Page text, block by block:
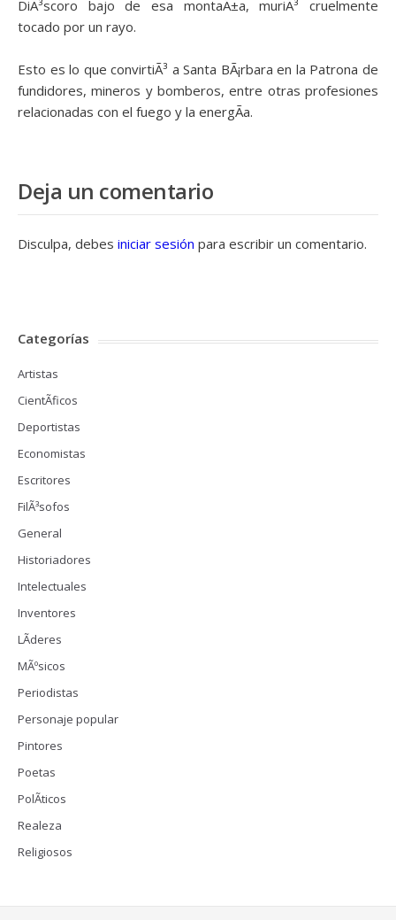
DiÃ³scoro bajo de esa montaÃ±a, muriÃ³ cruelmente
tocado por un rayo.
Esto es lo que convirtiÃ³ a Santa BÃ¡rbara en la Patrona de
fundidores, mineros y bomberos, entre otras profesiones
relacionadas con el fuego y la energÃ­a.
Deja un comentario
Disculpa, debes iniciar sesión para escribir un comentario.
Categorías
Artistas
CientÃ­ficos
Deportistas
Economistas
Escritores
FilÃ³sofos
General
Historiadores
Intelectuales
Inventores
LÃ­deres
MÃºsicos
Periodistas
Personaje popular
Pintores
Poetas
PolÃ­ticos
Realeza
Religiosos